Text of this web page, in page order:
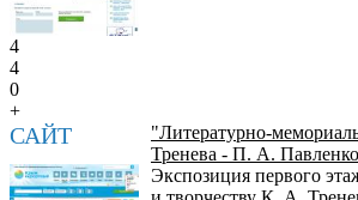
4
4
0
+
САЙТ
"Литературно-
Тренева - П. А.
Экспозиция первого